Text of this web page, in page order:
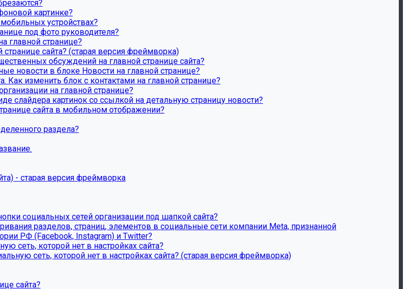
картинке?
устройствах?
под фото руководителя?
главной странице?
сайта? (старая версия фреймворка)
обсуждений на главной странице сайта?
новости в блоке Новости на главной странице?
Как изменить блок с контактами на главной странице?
на главной странице?
слайдера картинок со ссылкой на детальную страницу новости?
сайта в мобильном отображении?
раздела?
- старая версия фреймворка
социальных сетей организации под шапкой сайта?
разделов, страниц, элементов в социальные сети компании Meta, признанной
РФ (Facebook, Instagram) и Twitter?
сеть, которой нет в настройках сайта?
сеть, которой нет в настройках сайта? (старая версия фреймворка)
сайта?